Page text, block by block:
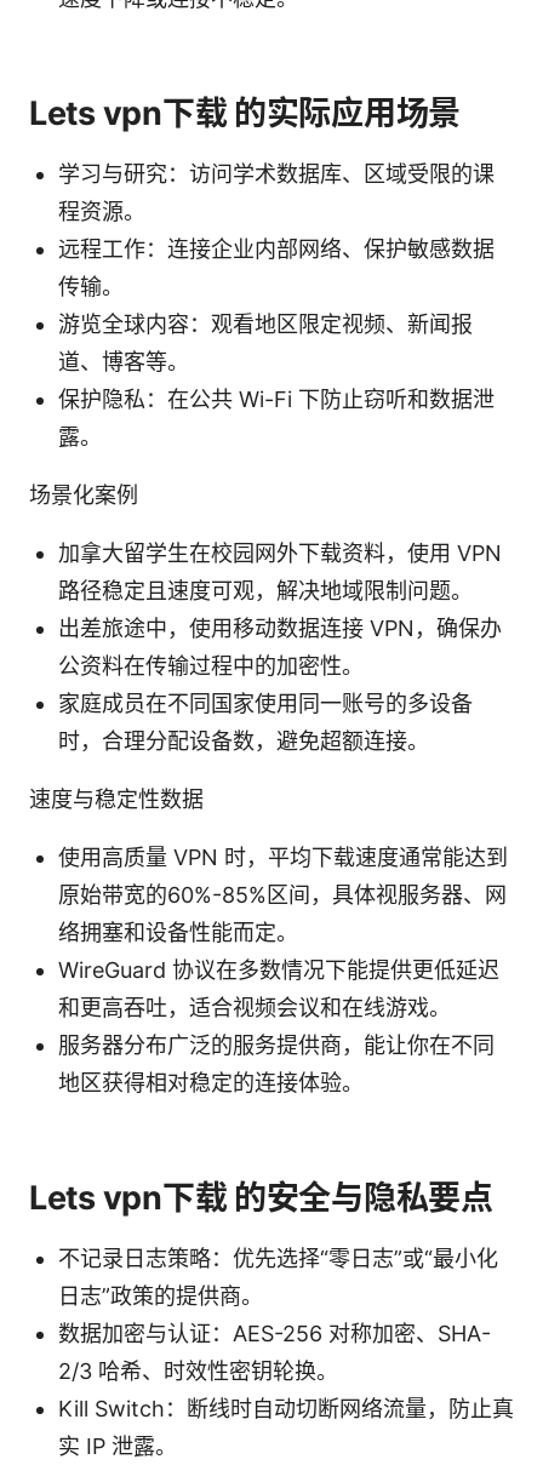
Lets vpn下载 的实际应用场景
学习与研究：访问学术数据库、区域受限的课
程资源。
远程工作：连接企业内部网络、保护敏感数据
传输。
游览全球内容：观看地区限定视频、新闻报
道、博客等。
保护隐私：在公共 Wi-Fi 下防止窃听和数据泄
露。
场景化案例
加拿大留学生在校园网外下载资料，使用 VPN
路径稳定且速度可观，解决地域限制问题。
出差旅途中，使用移动数据连接 VPN，确保办
公资料在传输过程中的加密性。
家庭成员在不同国家使用同一账号的多设备
时，合理分配设备数，避免超额连接。
速度与稳定性数据
使用高质量 VPN 时，平均下载速度通常能达到
原始带宽的60%-85%区间，具体视服务器、网
络拥塞和设备性能而定。
WireGuard 协议在多数情况下能提供更低延迟
和更高吞吐，适合视频会议和在线游戏。
服务器分布广泛的服务提供商，能让你在不同
地区获得相对稳定的连接体验。
Lets vpn下载 的安全与隐私要点
不记录日志策略：优先选择“零日志”或“最小化
日志”政策的提供商。
数据加密与认证：AES-256 对称加密、SHA-
2/3 哈希、时效性密钥轮换。
Kill Switch：断线时自动切断网络流量，防止真
实 IP 泄露。